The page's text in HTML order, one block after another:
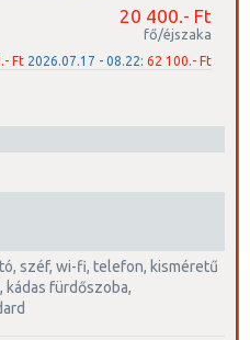
20 400.- Ft
fő/éjszaka
Ft2026.07.17 - 08.22: 62 100.- Ft
fürdőszoba,